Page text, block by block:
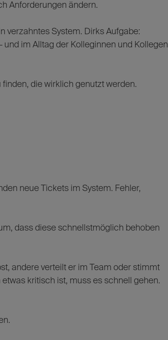
Anforderungen ändern.
verzahntes System. Dirks Aufgabe:
im Alltag der Kolleginnen und Kollegen
die wirklich genutzt werden.
neue Tickets im System. Fehler,
dass diese schnellstmöglich behoben
andere verteilt er im Team oder stimmt
kritisch ist, muss es schnell gehen.